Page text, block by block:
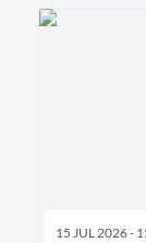
15 JUL 2026 -